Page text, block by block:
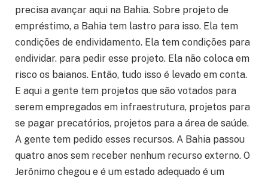
precisa avançar aqui na Bahia. Sobre projeto de
empréstimo, a Bahia tem lastro para isso. Ela tem
condições de endividamento. Ela tem condições para
endividar. para pedir esse projeto. Ela não coloca em
risco os baianos. Então, tudo isso é levado em conta.
E aqui a gente tem projetos que são votados para
serem empregados em infraestrutura, projetos para
se pagar precatórios, projetos para a área de saúde.
A gente tem pedido esses recursos. A Bahia passou
quatro anos sem receber nenhum recurso externo. O
Jerônimo chegou e é um estado adequado é um